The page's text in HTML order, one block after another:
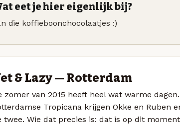
eet je hier eigenlijk bij?
die koffieboonchocolaatjes :)
& Lazy — Rotterdam
zomer van 2015 heeft heel wat warme
Tropicana krijgen Okke en Ruben
twee. Wie dat precies is: dat is op dit